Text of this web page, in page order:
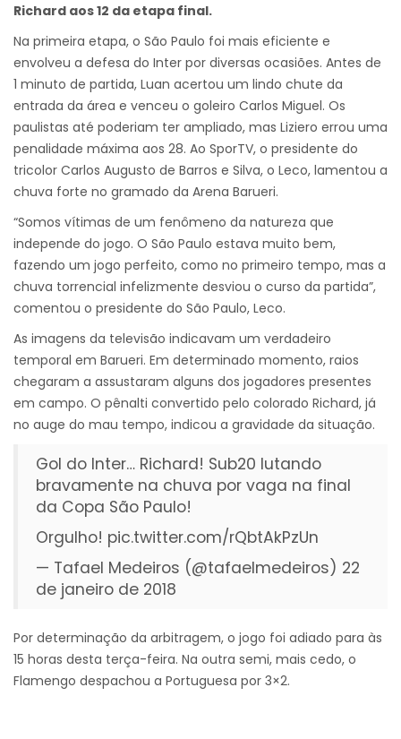
Richard aos 12 da etapa final.
Na primeira etapa, o São Paulo foi mais eficiente e
envolveu a defesa do Inter por diversas ocasiões. Antes de
1 minuto de partida, Luan acertou um lindo chute da
entrada da área e venceu o goleiro Carlos Miguel. Os
paulistas até poderiam ter ampliado, mas Liziero errou uma
penalidade máxima aos 28. Ao SporTV, o presidente do
tricolor Carlos Augusto de Barros e Silva, o Leco, lamentou a
chuva forte no gramado da Arena Barueri.
“Somos vítimas de um fenômeno da natureza que
independe do jogo. O São Paulo estava muito bem,
fazendo um jogo perfeito, como no primeiro tempo, mas a
chuva torrencial infelizmente desviou o curso da partida”,
comentou o presidente do São Paulo, Leco.
As imagens da televisão indicavam um verdadeiro
temporal em Barueri. Em determinado momento, raios
chegaram a assustaram alguns dos jogadores presentes
em campo. O pênalti convertido pelo colorado Richard, já
no auge do mau tempo, indicou a gravidade da situação.
Gol do Inter… Richard! Sub20 lutando
bravamente na chuva por vaga na final
da Copa São Paulo!
Orgulho! pic.twitter.com/rQbtAkPzUn
— Tafael Medeiros (@tafaelmedeiros) 22
de janeiro de 2018
Por determinação da arbitragem, o jogo foi adiado para às
15 horas desta terça-feira. Na outra semi, mais cedo, o
Flamengo despachou a Portuguesa por 3×2.